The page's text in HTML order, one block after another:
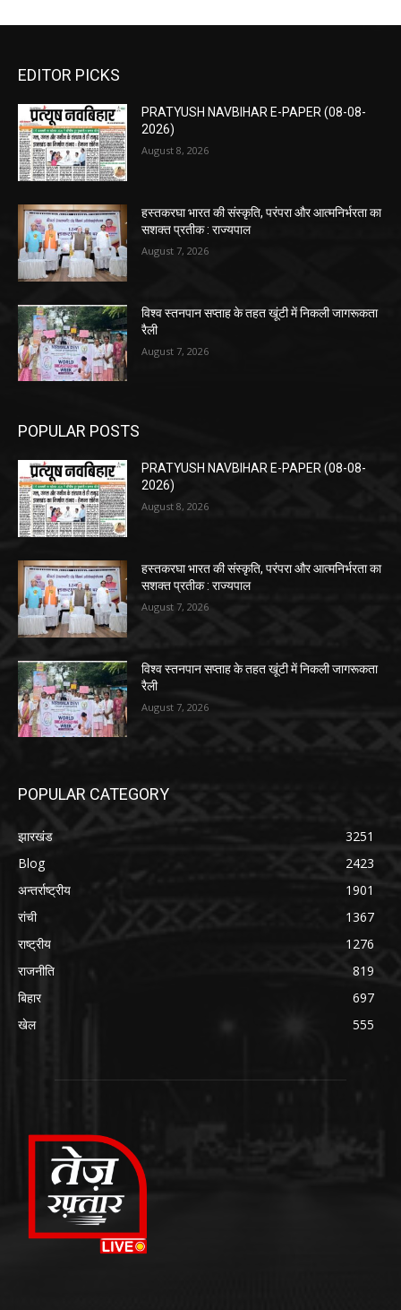
EDITOR PICKS
PRATYUSH NAVBIHAR E-PAPER (08-08-
2026)
August 8, 2026
हस्तकरघा भारत की संस्कृति, परंपरा और आत्मनिर्भरता का
सशक्त प्रतीक : राज्यपाल
August 7, 2026
विश्व स्तनपान सप्ताह के तहत खूंटी में निकली जागरूकता
रैली
August 7, 2026
POPULAR POSTS
PRATYUSH NAVBIHAR E-PAPER (08-08-
2026)
August 8, 2026
हस्तकरघा भारत की संस्कृति, परंपरा और आत्मनिर्भरता का
सशक्त प्रतीक : राज्यपाल
August 7, 2026
विश्व स्तनपान सप्ताह के तहत खूंटी में निकली जागरूकता
रैली
August 7, 2026
POPULAR CATEGORY
झारखंड
3251
Blog
2423
अन्तर्राष्ट्रीय
1901
रांची
1367
राष्ट्रीय
1276
राजनीति
819
बिहार
697
खेल
555